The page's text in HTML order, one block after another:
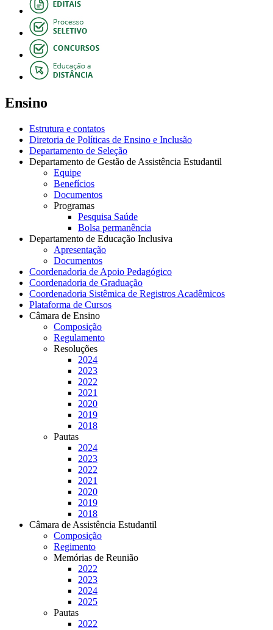
Ensino
Estrutura e contatos
Diretoria de Políticas de Ensino e Inclusão
Departamento de Seleção
Departamento de Gestão de Assistência Estudantil
Equipe
Benefícios
Documentos
Programas
Pesquisa Saúde
Bolsa permanência
Departamento de Educação Inclusiva
Apresentação
Documentos
Coordenadoria de Apoio Pedagógico
Coordenadoria de Graduação
Coordenadoria Sistêmica de Registros Acadêmicos
Plataforma de Cursos
Câmara de Ensino
Composição
Regulamento
Resoluções
2024
2023
2022
2021
2020
2019
2018
Pautas
2024
2023
2022
2021
2020
2019
2018
Câmara de Assistência Estudantil
Composição
Regimento
Memórias de Reunião
2022
2023
2024
2025
Pautas
2022